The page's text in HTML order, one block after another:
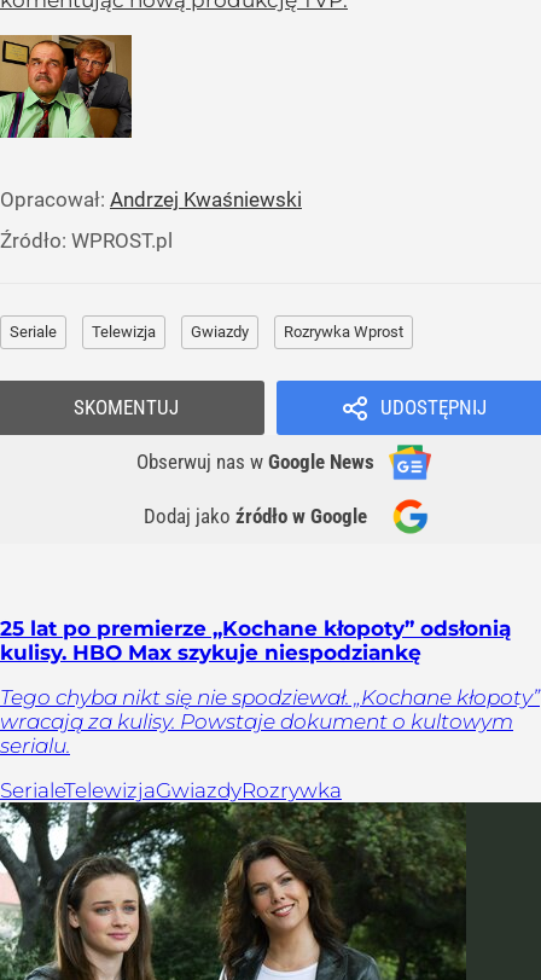
Opracował: Andrzej Kwaśniewski
Źródło: WPROST.pl
Seriale Telewizja Gwiazdy Rozrywka Wprost
UDOSTĘPNIJ
Obserwuj nas w Google News
Dodaj jako źródło w Google
SKOMENTUJ
25 lat po premierze „Kochane kłopoty” odsłonią
kulisy. HBO Max szykuje niespodziankę
Tego chyba nikt się nie spodziewał. „Kochane kłopoty”
wracają za kulisy. Powstaje dokument o kultowym
serialu.
SerialeTelewizjaGwiazdyRozrywka